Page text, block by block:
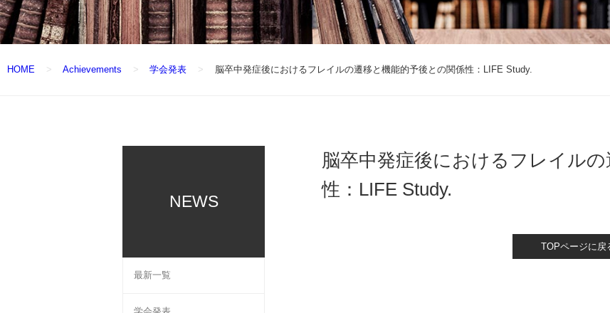
HOME Achievements 学会発表 脳卒中発症後におけるフレイルの遷移と機能的予後との関係性：LIFE Study.
NEWS
最新一覧
脳卒中発症後におけるフレイル
性：LIFE Study.
TOPページに戻